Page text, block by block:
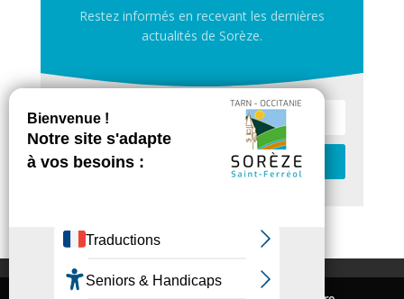
Restez informés en recevant les dernières
actualités de Sorèze.
Je m'inscris
Contactez-nous